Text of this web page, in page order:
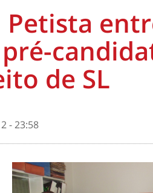
Petista
de SL
- 23:58